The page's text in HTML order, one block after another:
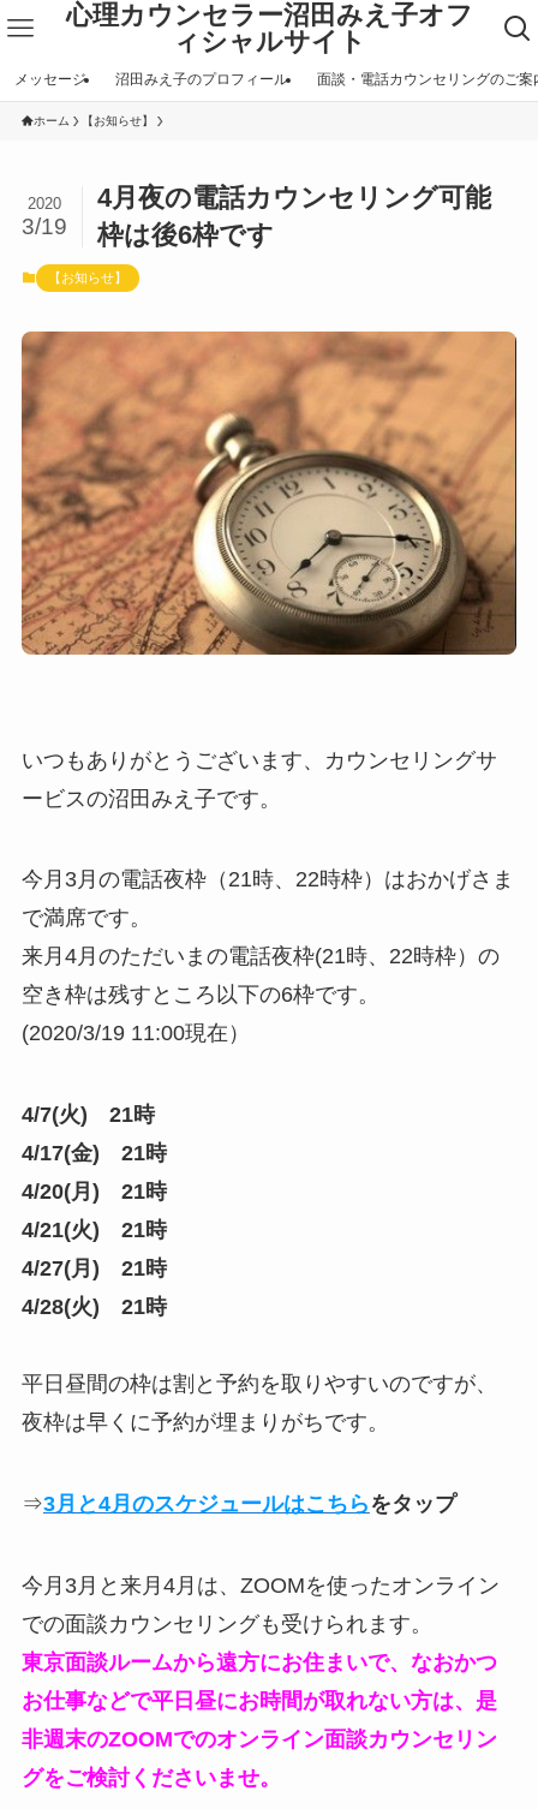
心理カウンセラー沼田みえ子オフ
ィシャルサイト
メッセージ 沼田みえ子のプロフィール 面談・電話カウンセリングのご案
ホーム 【お知らせ】
4月夜の電話カウンセリング可能
枠は後6枠です
2020
3/19
【お知らせ】
いつもありがとうございます、カウンセリングサ
ービスの沼田みえ子です。
今月3月の電話夜枠（21時、22時枠）はおかげさま
で満席です。
来月4月のただいまの電話夜枠(21時、22時枠）の
空き枠は残すところ以下の6枠です。
(2020/3/19 11:00現在）
4/7(火) 21時
4/17(金) 21時
4/20(月) 21時
4/21(火) 21時
4/27(月) 21時
4/28(火) 21時
平日昼間の枠は割と予約を取りやすいのですが、
夜枠は早くに予約が埋まりがちです。
⇒3月と4月のスケジュールはこちら をタップ
今月3月と来月4月は、ZOOMを使ったオンライン
での面談カウンセリングも受けられます。
東京面談ルームから遠方にお住まいで、なおかつ
お仕事などで平日昼にお時間が取れない方は、是
非週末のZOOMでのオンライン面談カウンセリン
グをご検討くださいませ。